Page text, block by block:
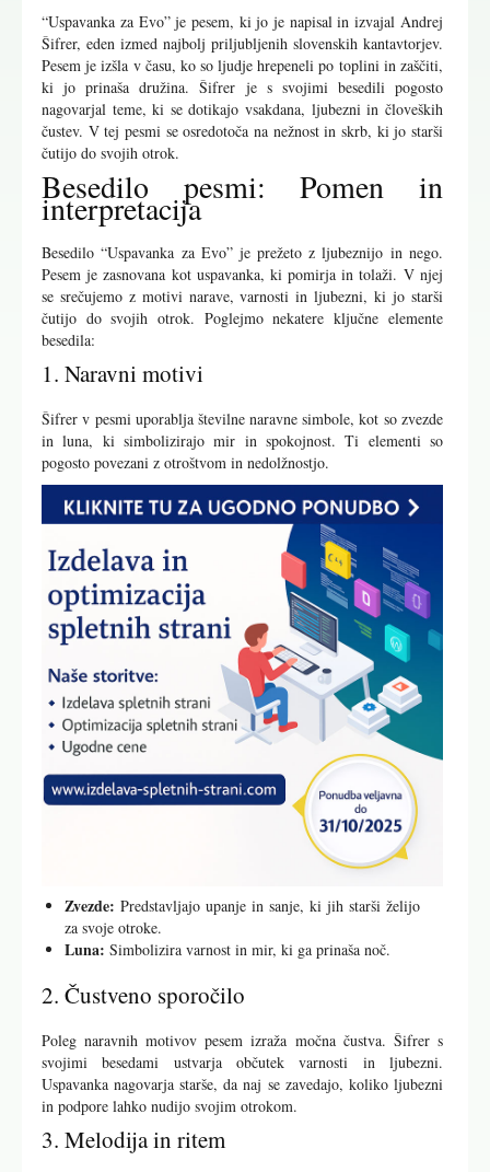
“Uspavanka za Evo” je pesem, ki jo je napisal in izvajal Andrej
Šifrer, eden izmed najbolj priljubljenih slovenskih kantavtorjev.
Pesem je izšla v času, ko so ljudje hrepeneli po toplini in zaščiti,
ki jo prinaša družina. Šifrer je s svojimi besedili pogosto
nagovarjal teme, ki se dotikajo vsakdana, ljubezni in človeških
čustev. V tej pesmi se osredotoča na nežnost in skrb, ki jo starši
čutijo do svojih otrok.
Besedilo pesmi: Pomen in
interpretacija
Besedilo “Uspavanka za Evo” je prežeto z ljubeznijo in nego.
Pesem je zasnovana kot uspavanka, ki pomirja in tolaži. V njej
se srečujemo z motivi narave, varnosti in ljubezni, ki jo starši
čutijo do svojih otrok. Poglejmo nekatere ključne elemente
besedila:
1. Naravni motivi
Šifrer v pesmi uporablja številne naravne simbole, kot so zvezde
in luna, ki simbolizirajo mir in spokojnost. Ti elementi so
pogosto povezani z otroštvom in nedolžnostjo.
Zvezde: Predstavljajo upanje in sanje, ki jih starši želijo
za svoje otroke.
Luna: Simbolizira varnost in mir, ki ga prinaša noč.
2. Čustveno sporočilo
Poleg naravnih motivov pesem izraža močna čustva. Šifrer s
svojimi besedami ustvarja občutek varnosti in ljubezni.
Uspavanka nagovarja starše, da naj se zavedajo, koliko ljubezni
in podpore lahko nudijo svojim otrokom.
3. Melodija in ritem